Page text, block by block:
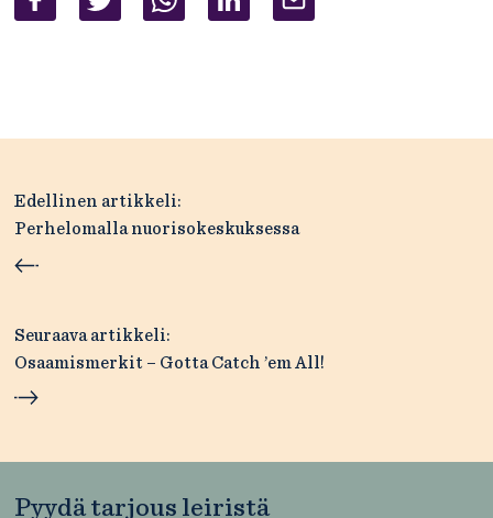
Artikkelien
selaus
Edellinen artikkeli:
Perhelomalla nuorisokeskuksessa
Seuraava artikkeli:
Osaamismerkit – Gotta Catch ’em All!
Pyydä tarjous leiristä